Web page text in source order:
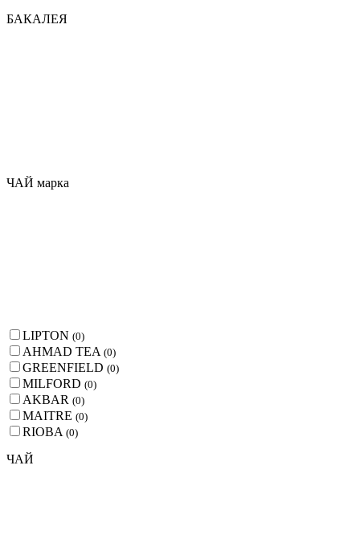
БАКАЛЕЯ
ЧАЙ марка
LIPTON (0)
AHMAD TEA (0)
GREENFIELD (0)
MILFORD (0)
AKBAR (0)
MAITRE (0)
RIOBA (0)
ЧАЙ